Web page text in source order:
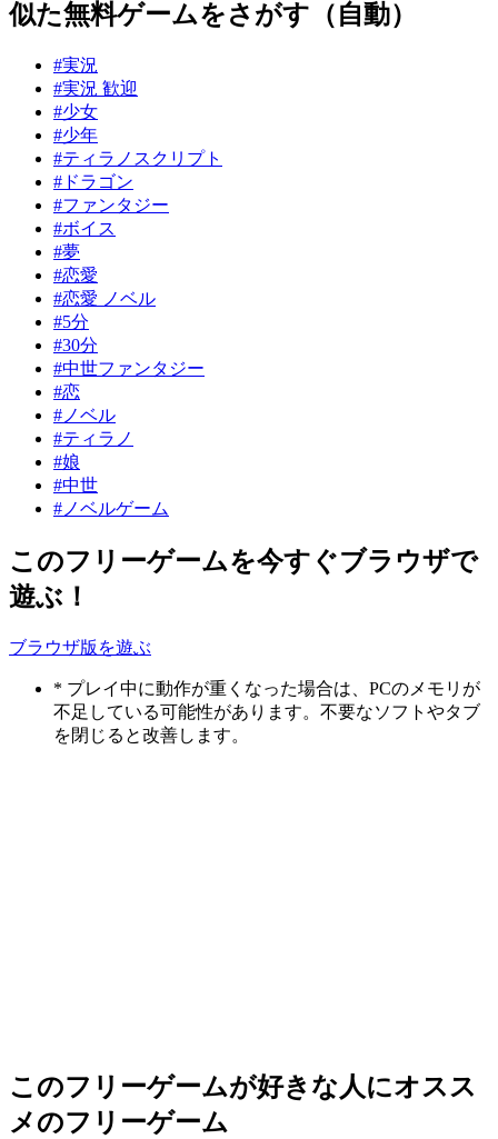
似た無料ゲームをさがす（自動）
#実況
#実況 歓迎
#少女
#少年
#ティラノスクリプト
#ドラゴン
#ファンタジー
#ボイス
#夢
#恋愛
#恋愛 ノベル
#5分
#30分
#中世ファンタジー
#恋
#ノベル
#ティラノ
#娘
#中世
#ノベルゲーム
このフリーゲームを今すぐブラウザで
遊ぶ！
ブラウザ版を遊ぶ
* プレイ中に動作が重くなった場合は、PCのメモリが
不足している可能性があります。不要なソフトやタブ
を閉じると改善します。
このフリーゲームが好きな人にオスス
メのフリーゲーム